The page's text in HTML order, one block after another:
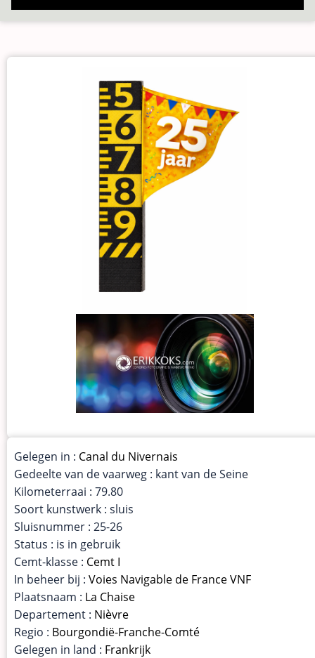
Gelegen in : Canal du Nivernais
Gedeelte van de vaarweg : kant van de Seine
Kilometerraai : 79.80
Soort kunstwerk : sluis
Sluisnummer : 25-26
Status : is in gebruik
Cemt-klasse : Cemt I
In beheer bij : Voies Navigable de France VNF
Plaatsnaam : La Chaise
Departement : Nièvre
Regio : Bourgondië-Franche-Comté
Gelegen in land : Frankrijk